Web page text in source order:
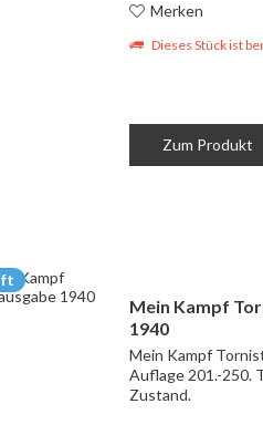
Merken
Dieses Stück ist
Zum Produkt
Mein Kampf
1940
Mein Kampf
Auflage 201.-250.
Zustand.